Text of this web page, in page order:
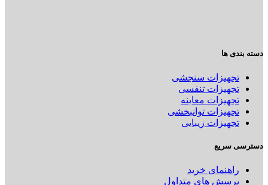
دسته بندی ها
تجهیزات سنجشی
تجهیزات تنفسی
تجهیزات معاینه
تجهیزات توانبخشی
تجهیزات زیبایی
دسترسی سریع
راهنمای خرید
پرسش های متداول